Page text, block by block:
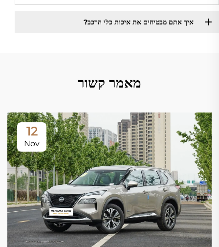
איך אתם מבטיחים את איכות כלי הרכב?
מאמר קשור
12
Nov